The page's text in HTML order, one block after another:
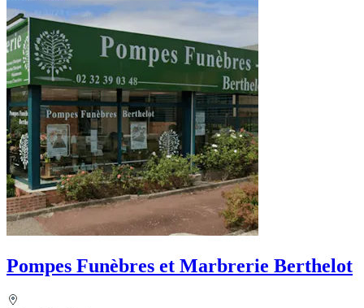
Pompes Funèbres et Marbrerie Berthelot